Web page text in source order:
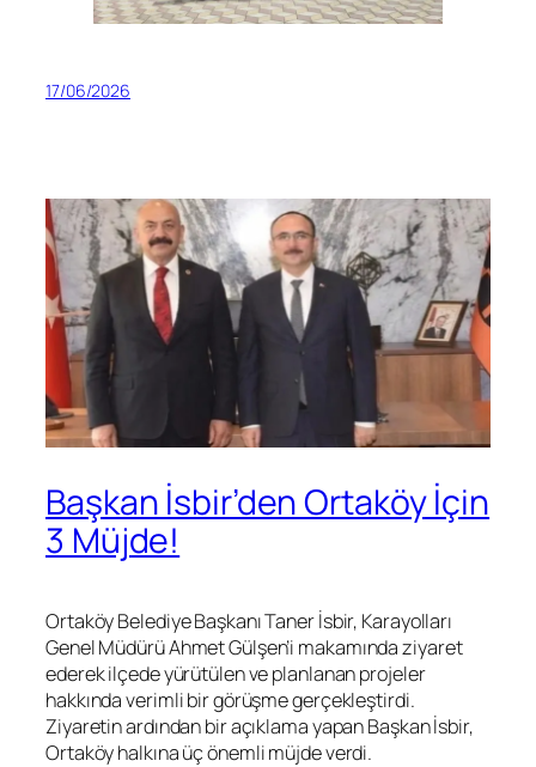
17/06/2026
Başkan İsbir’den Ortaköy İçin
3 Müjde!
Ortaköy Belediye Başkanı Taner İsbir, Karayolları
Genel Müdürü Ahmet Gülşen’i makamında ziyaret
ederek ilçede yürütülen ve planlanan projeler
hakkında verimli bir görüşme gerçekleştirdi.
Ziyaretin ardından bir açıklama yapan Başkan İsbir,
Ortaköy halkına üç önemli müjde verdi.